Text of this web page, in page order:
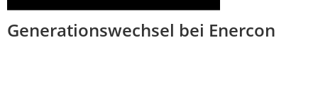
Generationswechsel bei Enercon